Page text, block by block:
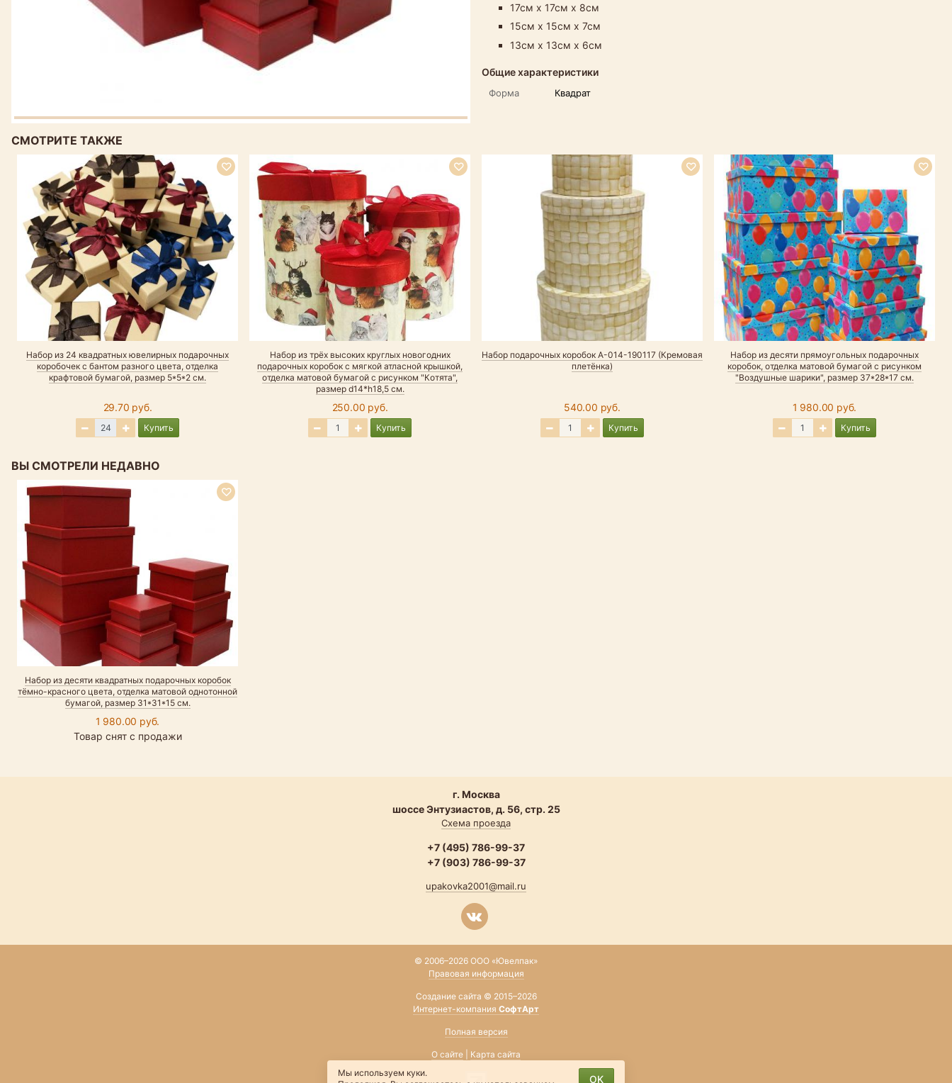
17см х 17см х 8см
15см х 15см х 7см
13см х 13см х 6см
Общие характеристики
Форма Квадрат
СМОТРИТЕ ТАКЖЕ
Набор из 24 квадратных ювелирных подарочных
коробочек с бантом разного цвета, отделка
крафтовой бумагой, размер 5*5*2 см.
29.70 руб.
Купить
Набор из трёх высоких круглых новогодних
подарочных коробок с мягкой атласной крышкой,
отделка матовой бумагой с рисунком "Котята",
размер d14*h18,5 см.
250.00 руб.
Купить
Набор подарочных коробок А-014-190117 (Кремовая
плетёнка)
540.00 руб.
Купить
Набор из десяти прямоугольных подарочных
коробок, отделка матовой бумагой с рисунком
"Воздушные шарики", размер 37*28*17 см.
1 980.00 руб.
Купить
ВЫ СМОТРЕЛИ НЕДАВНО
Набор из десяти квадратных подарочных коробок
тёмно-красного цвета, отделка матовой однотонной
бумагой, размер 31*31*15 см.
1 980.00 руб.
Товар снят с продажи
г. Москва
шоссе Энтузиастов, д. 56, стр. 25
Схема проезда
+7 (495) 786-99-37
+7 (903) 786-99-37
upakovka2001@mail.ru
© 2006–2026 ООО «Ювелпак»
Правовая информация
Создание сайта © 2015–2026
Интернет-компания СофтАрт
Полная версия
О сайте
Карта сайта
Мы используем куки.
OK